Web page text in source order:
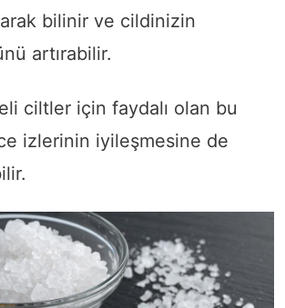
bilinir ve cildinizin
artırabilir.
ciltler için faydalı olan bu
izlerinin iyileşmesine de